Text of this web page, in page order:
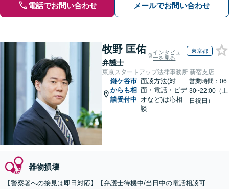
電話でお問い合わせ メールでお問い合わせ
牧野 匡佑
弁護士
インタビュ
ーを見る
東京都
東京スタートアップ法律事務所 新宿支店
鎌ケ谷市
からも相
談受付中
面談方法(対
面・電話・ビデ
オなど)は応相
談
営業時間：06:
30~22:00（土
日祝日）
器物損壊
【警察署への接見は即日対応】【弁護士待機中/当日中の電話相談可